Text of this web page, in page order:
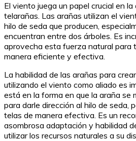
El viento juega un papel crucial en la
telarañas. Las arañas utilizan el
hilo de seda que producen,
encuentran entre dos árboles. Es
aprovecha esta fuerza natural para
manera eficiente y efectiva.
La habilidad de las arañas para
utilizando el viento como aliado es
está en la forma en que la araña se
para darle dirección al hilo de seda,
telas de manera efectiva. Es un
asombrosa adaptación y habilidad
utilizar los recursos naturales a su